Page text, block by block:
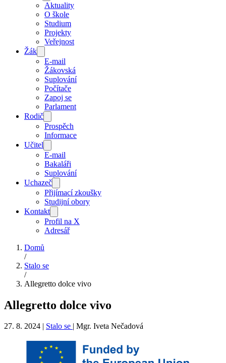
Aktuality
O škole
Studium
Projekty
Veřejnost
Žák
E-mail
Žákovská
Suplování
Počítače
Zapoj se
Parlament
Rodič
Prospěch
Informace
Učitel
E-mail
Bakaláři
Suplování
Uchazeč
Přijímací zkoušky
Studijní obory
Kontakt
Profil na X
Adresář
Domů
/
Stalo se
/
Allegretto dolce vivo
Allegretto dolce vivo
27. 8. 2024 | Stalo se | Mgr. Iveta Nečadová